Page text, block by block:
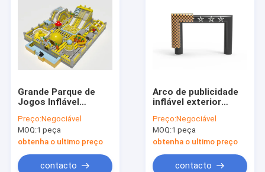
Grande Parque de
Jogos Inflável
Amarelo Cinzento
Preço:Negociável
MOQ:1 peça
obtenha o ultimo preço
contacto
Arco de publicidade
inflável exterior
logotipo
Preço:Negociável
MOQ:1 peça
obtenha o ultimo preço
contacto